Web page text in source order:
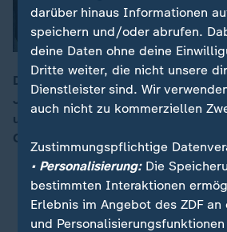
00:15
Der chilenisch-US-amerikanische
Jonathan Tetelman begeistert
unverwechselbaren Stimme. Im
Gast mit "Ave Maria".
darüber hinaus Informationen
speichern und/oder abrufen.
deine Daten ohne deine
Dritte weiter, die nicht unsere
Dienstleister sind. Wir
auch nicht zu kommerziellen
Zustimmungspflichtige
• Personalisierung:Die
bestimmten Interaktionen
Erlebnis im Angebot des ZDF an
und